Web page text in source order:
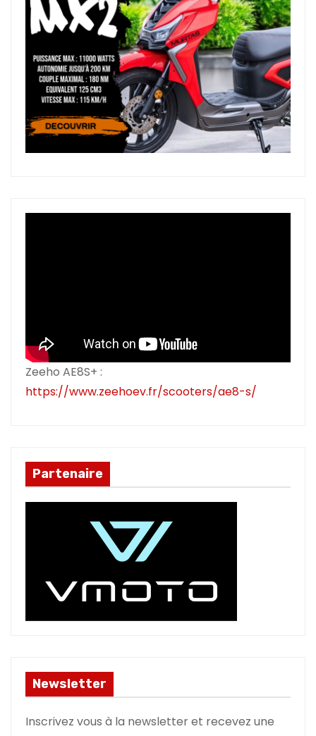
Zeeho AE8S+ :
https://www.zeehoev.fr/scooters/ae8-s/
Partenaire
Newsletter
Inscrivez vous à la newsletter et recevez une